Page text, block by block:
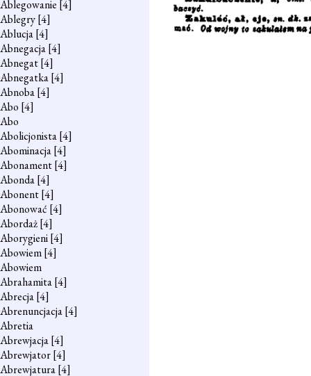
Ablegowanie [4]
Ablegry[4]
Ablucja[4]
Abnegacja[4]
Abnegat[4]
Abnegatka[4]
Abnoba[4]
Abo [4]
Abo
Abolicjonista[4]
Abominacja[4]
Abonament[4]
Abonda[4]
Abonent[4]
Abonować [4]
Abordaż[4]
Aborygieni[4]
Abowiem[4]
Abowiem
Abrahamita[4]
Abrecja[4]
Abrenuncjacja[4]
Abretia
Abrewjacja[4]
Abrewjator[4]
Abrewjatura[4]